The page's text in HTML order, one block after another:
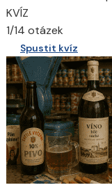
KVÍZ
1/14 otázek
Spustit kvíz